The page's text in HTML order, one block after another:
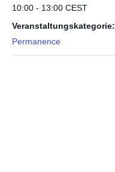
10:00 - 13:00 CEST
Veranstaltungskategorie:
Permanence